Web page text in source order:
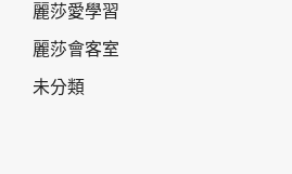
麗莎愛學習
麗莎會客室
未分類